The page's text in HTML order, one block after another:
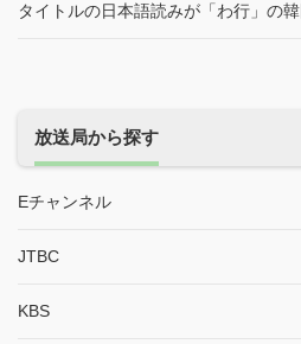
タイトルの日本語読みが「わ行」の
放送局から探す
Eチャンネル
JTBC
KBS